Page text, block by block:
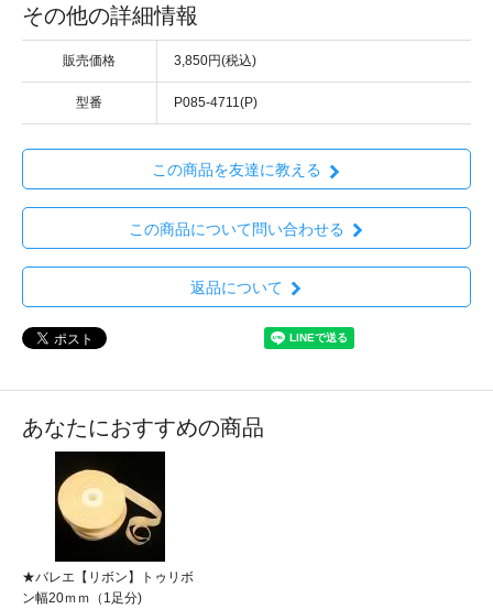
その他の詳細情報
販売価格 3,850円(税込)
型番 P085-4711(P)
この商品を友達に教える
この商品について問い合わせる
返品について
あなたにおすすめの商品
★バレエ【リボン】トゥリボ
ン幅20ｍｍ（1足分)